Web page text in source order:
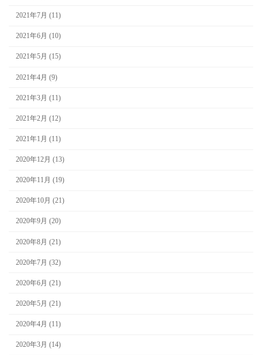
2021年7月 (11)
2021年6月 (10)
2021年5月 (15)
2021年4月 (9)
2021年3月 (11)
2021年2月 (12)
2021年1月 (11)
2020年12月 (13)
2020年11月 (19)
2020年10月 (21)
2020年9月 (20)
2020年8月 (21)
2020年7月 (32)
2020年6月 (21)
2020年5月 (21)
2020年4月 (11)
2020年3月 (14)